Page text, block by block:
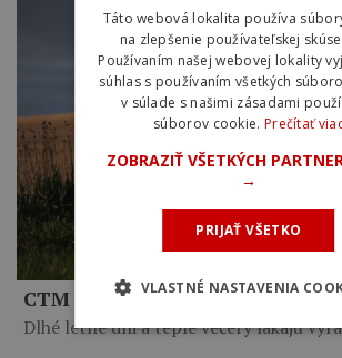
CTM tašky – čas zbaliť sa a
Dlhé letné dni a teplé večery lákajú
Táto webová lokalita používa
na zlepšenie používateľskej
Používaním našej webovej lokality
súhlas s používaním všetkých
v súlade s našimi zásadami
súborov cookie. Prečítať
ZOBRAZIŤ VŠETKÝCH
→
PRIJAŤ VŠETKO
VLASTNÉ NASTAVENIA